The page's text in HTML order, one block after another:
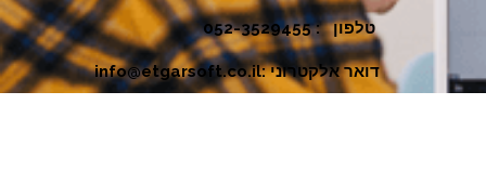
טלפון : 052-3529455
דואר אלקטרוני :info@etgarsoft.co.il